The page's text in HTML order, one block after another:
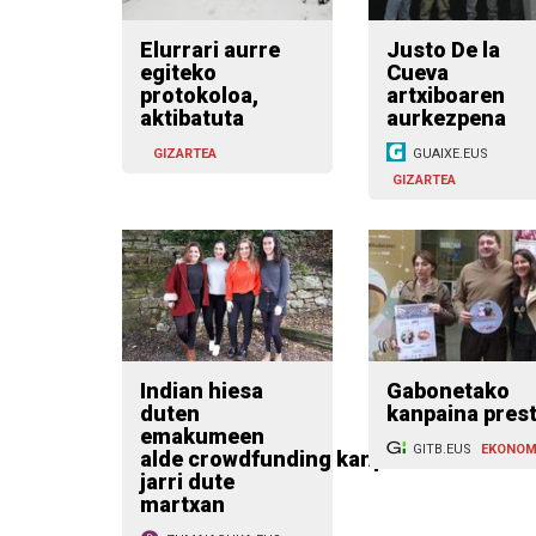
Elurrari aurre
egiteko
protokoloa,
aktibatuta
GIZARTEA
Justo De la
Cueva
artxiboaren
aurkezpena
GUAIXE.EUS
GIZARTEA
Indian hiesa
duten
emakumeen
alde crowdfunding kanpaina
jarri dute
martxan
Gabonetako
kanpaina prest
GITB.EUS